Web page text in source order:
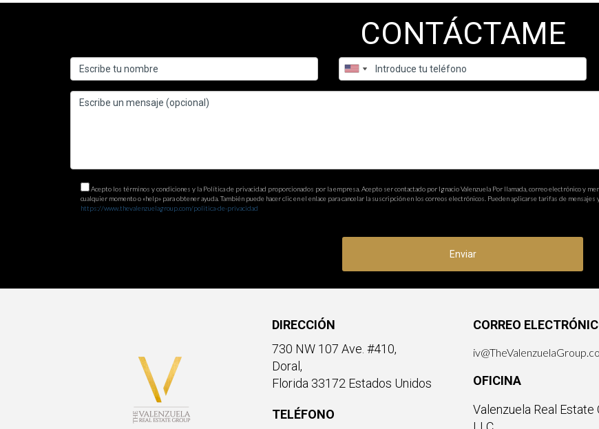
CONTÁCTAME
Acepto los términos y condiciones y la Política de privacidad proporcionados por la empresa. Acepto ser contactado por Ignacio Valenzuela Por llamada, correo electrónico y
cualquier momento o «help» para obtener ayuda. También puede hacer clic en el enlace para cancelar la suscripción en los correos electrónicos. Pueden aplicarse tarifas de
https://www.thevalenzuelagroup.com/politica-de-privacidad
Enviar
DIRECCIÓN
730 NW 107 Ave. #410,
Doral,
Florida 33172 Estados Unidos
TELÉFONO
CORREO
OFICINA
Valenzuela Real Estate